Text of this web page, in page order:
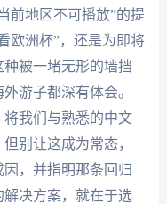
前地区不可播放”的提
欧洲杯”，还是为即将
被一堵无形的墙挡
游子都深有体会。
我们与熟悉的中文
别让这成为常态，
，并指明那条回归
决方案，就在于选